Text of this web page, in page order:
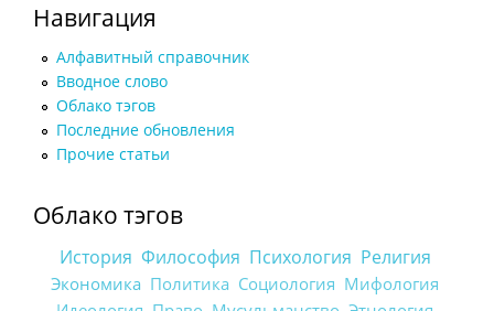
Навигация
Алфавитный справочник
Вводное слово
Облако тэгов
Последние обновления
Прочие статьи
Облако тэгов
История Философия Психология Религия
Экономика Политика Социология Мифология